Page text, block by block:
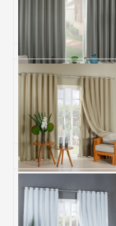
R$ 242,50
6x de R$ 40,42 sem juros
Cortina Blackout Varão
Simples 3M Arles Cinza
R$ 444,90
6x de R$ 74,15 sem juros
Cortina Blackout Com Voil
Varão Simples 2M Argus
Cáqui
R$ 304,50